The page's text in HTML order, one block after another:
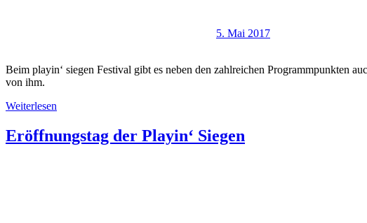
5. Mai 2017
Beim playin‘ siegen Festival gibt es neben den zahlreichen Programmpunkten
von ihm.
Weiterlesen
Eröffnungstag der Playin‘ Siegen